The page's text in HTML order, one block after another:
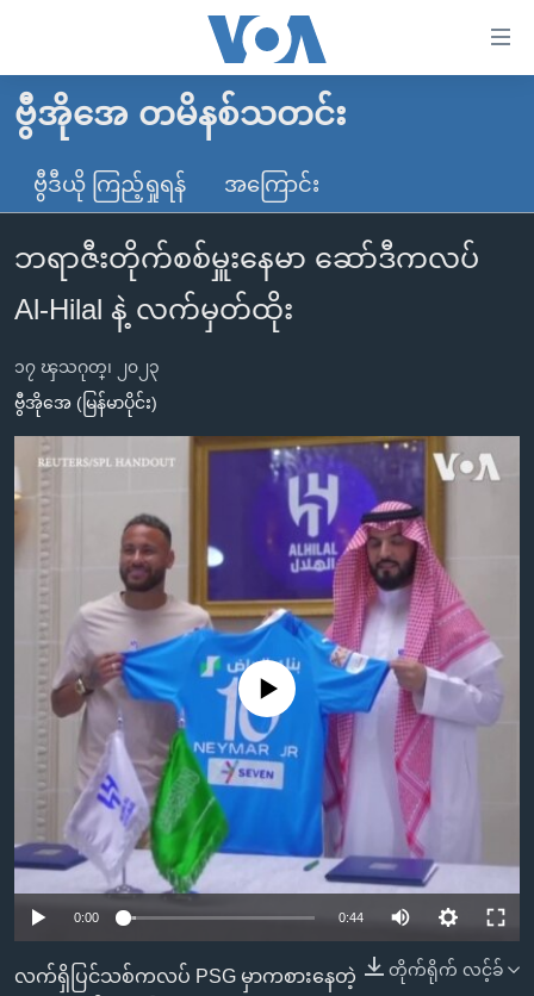
လွယ်ကူ
စေ
သည့်
များ
ပင်မ
သို့
ကျော်
ကြည့်
ပင်မ
စာမျက်နှာ
ကျော်
ကြည့်
ရှာဖွေ
နေရာ
သို့
ကျော်
မူလစာမျက်နှာ
မြန်မာ
ကမ္ဘာ့သတင်းများ
နိုင်ငံတကာ
အမေရိကန်
အစ္စရေး-ပါလက်စတိုင်း
ဗွီဒီယို
သတင်းလွတ်လပ်ခွင့်
ရပ်ဝန်းတခု လမ်းတခု အလွန်
အင်္ဂလိပ်စာလေ့လာမယ်
မကြေးမုံရဲ့ အင်္ဂလိပ်စာ
ရုပ်ရှင်ထဲက အင်္ဂလိပ်စာ
သုတပဒေသာ အင်္ဂလိပ်စာ
ရေဒီယို
ရေဒီယိုနှင့်ရုပ်သံ အချက်အလက်များ
ရေဒီယို/တီဗွီအစီအစဉ်
Learning English
ဗွီအိုအေ လူမှုကွန်ယက်များ
ဘာသာစကားများ
ဗွီအိုအေ တမိနစ်သတင်း
ဗွီဒီယို ကြည့်ရှုရန် အကြောင်း
ဘရာဇီးတိုက်စစ်မှူးနေမာ ဆော်ဒီကလပ်
Al-Hilal နဲ့ လက်မှတ်ထိုး
၁၇ ၾသဂုတ္၊ ၂၀၂၃
ဗွီအိုအေ (မြန်မာပိုင်း)
No media source currently available
0:00 0:44
တိုက်ရိုက် လင့်ခ်
လက်ရှိပြင်သစ်ကလပ် PSG မှာကစားနေတဲ့